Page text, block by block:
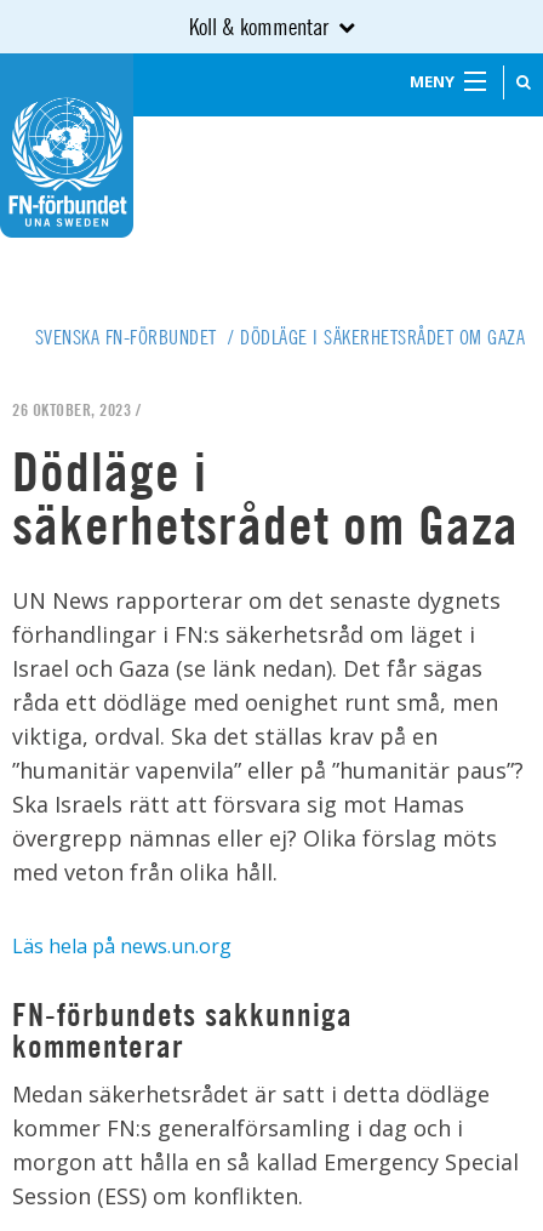
Koll & kommentar
MENY
SVENSKA FN-FÖRBUNDET / DÖDLÄGE I SÄKERHETSRÅDET OM GAZA
26 OKTOBER, 2023 /
Dödläge i
säkerhetsrådet om Gaza
UN News rapporterar om det senaste dygnets
förhandlingar i FN:s säkerhetsråd om läget i
Israel och Gaza (se länk nedan). Det får sägas
råda ett dödläge med oenighet runt små, men
viktiga, ordval. Ska det ställas krav på en
”humanitär vapenvila” eller på ”humanitär paus”?
Ska Israels rätt att försvara sig mot Hamas
övergrepp nämnas eller ej? Olika förslag möts
med veton från olika håll.
Läs hela på news.un.org
FN-förbundets sakkunniga
kommenterar
Medan säkerhetsrådet är satt i detta dödläge
kommer FN:s generalförsamling i dag och i
morgon att hålla en så kallad Emergency Special
Session (ESS) om konflikten.